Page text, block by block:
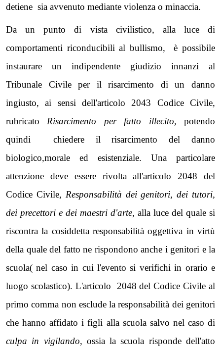
detiene sia avvenuto mediante violenza o minaccia.
Da un punto di vista civilistico, alla luce di
comportamenti riconducibili al bullismo, è possibile
instaurare un indipendente giudizio innanzi al
Tribunale Civile per il risarcimento di un danno
ingiusto, ai sensi dell'articolo 2043 Codice Civile,
rubricato Risarcimento per fatto illecito, potendo
quindi chiedere il risarcimento del danno
biologico,morale ed esistenziale. Una particolare
attenzione deve essere rivolta all'articolo 2048 del
Codice Civile, Responsabilità dei genitori, dei tutori,
dei precettori e dei maestri d'arte, alla luce del quale si
riscontra la cosiddetta responsabilità oggettiva in virtù
della quale del fatto ne rispondono anche i genitori e la
scuola( nel caso in cui l'evento si verifichi in orario e
luogo scolastico). L'articolo 2048 del Codice Civile al
primo comma non esclude la responsabilità dei genitori
che hanno affidato i figli alla scuola salvo nel caso di
culpa in vigilando, ossia la scuola risponde dell'atto